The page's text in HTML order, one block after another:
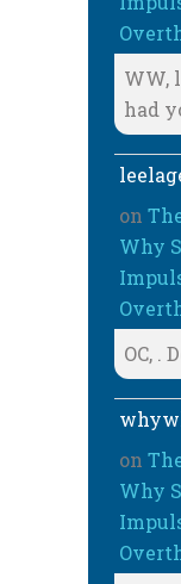
WW,
had
on
Why
OC, .
on
Why